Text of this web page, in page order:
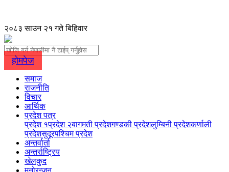
२०८३ साउन २१ गते बिहिवार
होमपेज
समाज
राजनीति
विचार
आर्थिक
प्रदेश पत्र
प्रदेश १प्रदेश २बागमती प्रदेशगण्डकी प्रदेशलुम्बिनी प्रदेशकर्णाली
प्रदेशसुदूरपश्चिम प्रदेश
अन्तर्वार्ता
अन्तर्राष्ट्रिय
खेलकुद
मनोरन्जन